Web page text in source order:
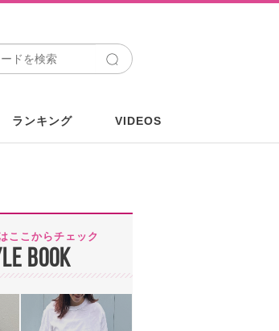
ランキング VIDEOS
ここからチェック
BOOK